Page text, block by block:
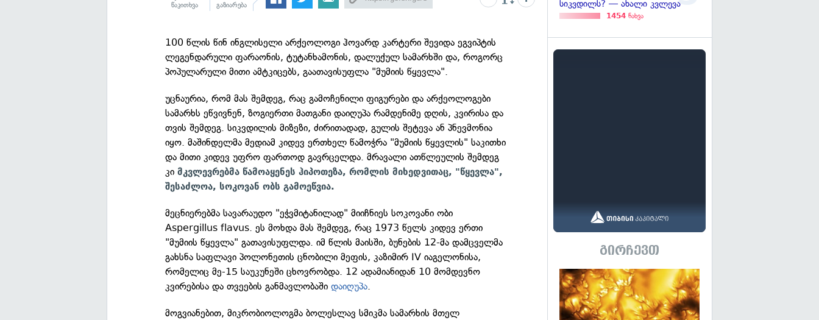
წაკითხვა გაზიარება
100 წლის წინ ინგლისელი არქეოლოგი ჰოვარდ კარტერი შევიდა ეგვიპტის
ლეგენდარული ფარაონის, ტუტანხამონის, დალუქულ სამარხში და, როგორც
პოპულარული მითი ამტკიცებს, გაათავისუფლა "მუმიის წყევლა".
უცნაურია, რომ მას შემდეგ, რაც გამოჩენილი ფიგურები და არქეოლოგები
სამარხს ეწვივნენ, ზოგიერთი მათგანი დაიღუპა რამდენიმე დღის, კვირისა და
თვის შემდეგ. სიკვდილის მიზეზი, ძირითადად, გულის შეტევა ან პნევმონია
იყო. მაშინდელმა მედიამ კიდევ ერთხელ წამოჭრა "მუმიის წყევლის" საკითხი
და მითი კიდევ უფრო ფართოდ გავრცელდა. მრავალი ათწლეულის შემდეგ
კიმკვლევრებმა წამოაყენეს ჰიპოთეზა, რომლის მიხედვითაც, "წყევლა",
შესაძლოა, სოკოვან ობს გამოეწვია.
მეცნიერებმა სავარაუდო "ეჭვმიტანილად" მიიჩნიეს სოკოვანი ობი
Aspergillus flavus. ეს მოხდა მას შემდეგ, რაც 1973 წელს კიდევ ერთი
"მუმიის წყევლა" გათავისუფლდა. იმ წლის მაისში, ბუნების 12-მა დამცველმა
გახსნა საფლავი პოლონეთის ცნობილი მეფის, კაზიმირ IV იაგელონისა,
რომელიც მე-15 საუკუნეში ცხოვრობდა. 12 ადამიანიდან 10 მომდევნო
კვირებისა და თვეების განმავლობაშიდაიღუპა.
მოგვიანებით, მიკრობიოლოგმა ბოლესლავ სმიკმა სამარხის მთელ
სიკვდილს? — ახალი კვლევა
1454 ნახვა
გირჩევთ